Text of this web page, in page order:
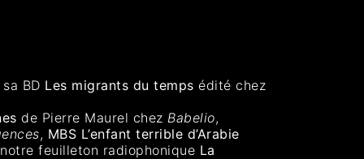
BD Les migrants du temps édité chez
de Pierre Maurel chez Babelio,
, MBS L’enfant terrible d’Arabie
feuilleton radiophonique La